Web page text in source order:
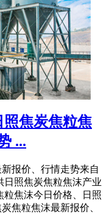
照焦炭焦粒焦
...
报价、行情走势来自
日照焦炭焦粒焦沫产业
粒焦沫今日价格、日照
焦粒焦沫最新报价、